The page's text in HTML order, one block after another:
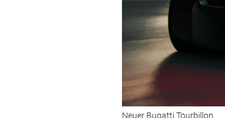
Neuer Bugatti Tourbillon